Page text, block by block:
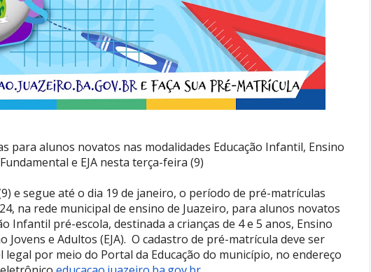
para alunos novatos nas modalidades Educação Infantil, Ensino
Fundamental e EJA nesta terça-feira (9)
e segue até o dia 19 de janeiro, o período de pré-matrículas
na rede municipal de ensino de Juazeiro, para alunos novatos
Infantil pré-escola, destinada a crianças de 4 e 5 anos, Ensino
Jovens e Adultos (EJA). O cadastro de pré-matrícula deve ser
por meio do Portal da Educação do município, no endereço